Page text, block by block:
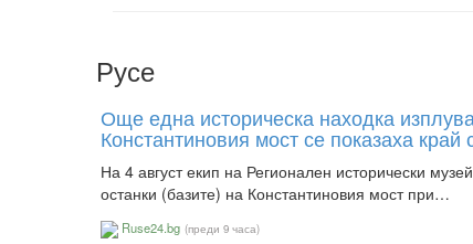
Русе
Още една историческа находка
Константиновия мост се показаха край
На 4 август екип на Регионален исторически
останки (базите) на Константиновия мост при…
Ruse24.bg (преди 9 часа)